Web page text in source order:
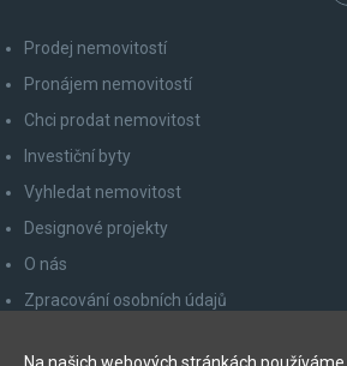
Prodej nemovitostí
Pronájem nemovitostí
Chci prodat nemovitost
Investiční byty
Vyhledat nemovitost
Designové projekty
O nás
Zpracování osobních údajů